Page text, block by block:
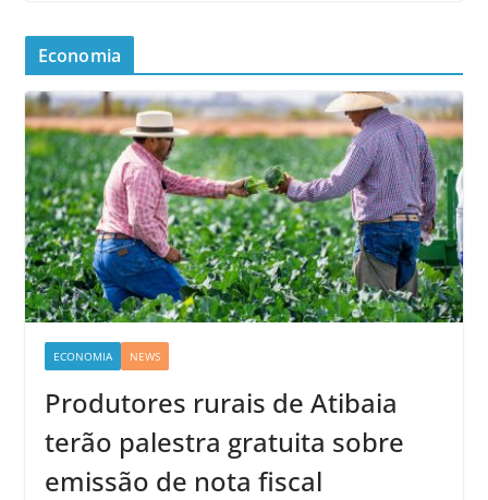
Economia
ECONOMIA NEWS
Produtores rurais de Atibaia
terão palestra gratuita sobre
emissão de nota fiscal